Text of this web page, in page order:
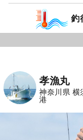
釣
孝漁丸
神奈川県 横
港